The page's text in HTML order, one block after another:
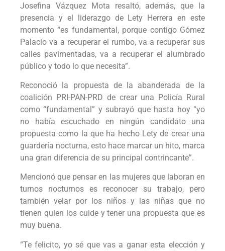
Josefina Vázquez Mota resaltó, además, que la
presencia y el liderazgo de Lety Herrera en este
momento “es fundamental, porque contigo Gómez
Palacio va a recuperar el rumbo, va a recuperar sus
calles pavimentadas, va a recuperar el alumbrado
público y todo lo que necesita”.
Reconoció la propuesta de la abanderada de la
coalición PRI-PAN-PRD de crear una Policía Rural
como “fundamental” y subrayó que hasta hoy “yo
no había escuchado en ningún candidato una
propuesta como la que ha hecho Lety de crear una
guardería nocturna, esto hace marcar un hito, marca
una gran diferencia de su principal contrincante”.
Mencionó que pensar en las mujeres que laboran en
turnos nocturnos es reconocer su trabajo, pero
también velar por los niños y las niñas que no
tienen quien los cuide y tener una propuesta que es
muy buena.
“Te felicito, yo sé que vas a ganar esta elección y